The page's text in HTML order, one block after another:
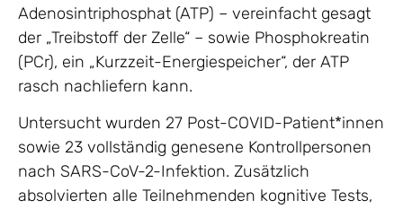
Adenosintriphosphat (ATP) – vereinfacht gesagt
der „Treibstoff der Zelle“ – sowie Phosphokreatin
(PCr), ein „Kurzzeit-Energiespeicher“, der ATP
rasch nachliefern kann.
Untersucht wurden 27 Post-COVID-Patient*innen
sowie 23 vollständig genesene Kontrollpersonen
nach SARS-CoV-2-Infektion. Zusätzlich
absolvierten alle Teilnehmenden kognitive Tests,